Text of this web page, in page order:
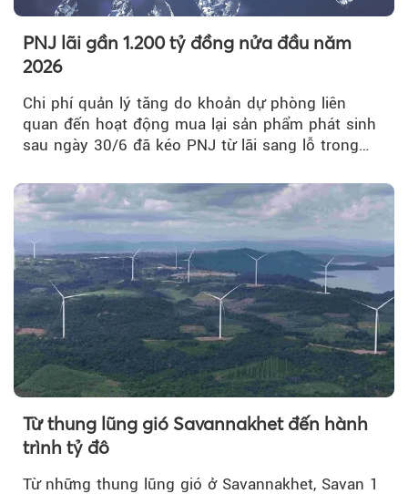
PNJ lãi gần 1.200 tỷ đồng nửa đầu năm
2026
Chi phí quản lý tăng do khoản dự phòng liên
quan đến hoạt động mua lại sản phẩm phát sinh
sau ngày 30/6 đã kéo PNJ từ lãi sang lỗ trong
Từ thung lũng gió Savannakhet đến hành
trình tỷ đô
Từ những thung lũng gió ở Savannakhet, Savan 1